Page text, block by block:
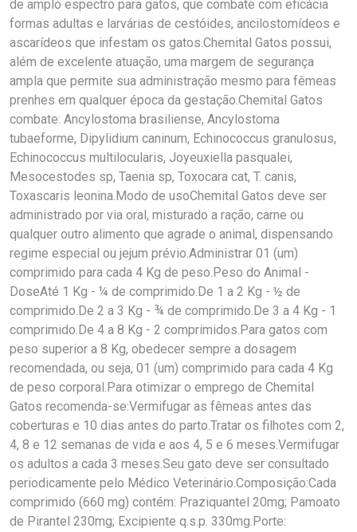
de amplo espectro para gatos, que combate com eficácia
formas adultas e larvárias de cestóides, ancilostomídeos e
ascarídeos que infestam os gatos.Chemital Gatos possui,
além de excelente atuação, uma margem de segurança
ampla que permite sua administração mesmo para fêmeas
prenhes em qualquer época da gestação.Chemital Gatos
combate: Ancylostoma brasiliense, Ancylostoma
tubaeforme, Dipylidium caninum, Echinococcus granulosus,
Echinococcus multilocularis, Joyeuxiella pasqualei,
Mesocestodes sp, Taenia sp, Toxocara cat, T. canis,
Toxascaris leonina.Modo de usoChemital Gatos deve ser
administrado por via oral, misturado a ração, carne ou
qualquer outro alimento que agrade o animal, dispensando
regime especial ou jejum prévio.Administrar 01 (um)
comprimido para cada 4 Kg de peso.Peso do Animal -
DoseAté 1 Kg - ¼ de comprimido.De 1 a 2 Kg - ½ de
comprimido.De 2 a 3 Kg - ¾ de comprimido.De 3 a 4 Kg - 1
comprimido.De 4 a 8 Kg - 2 comprimidos.Para gatos com
peso superior a 8 Kg, obedecer sempre a dosagem
recomendada, ou seja, 01 (um) comprimido para cada 4 Kg
de peso corporal.Para otimizar o emprego de Chemital
Gatos recomenda-se:Vermifugar as fêmeas antes das
coberturas e 10 dias antes do parto.Tratar os filhotes com 2,
4, 8 e 12 semanas de vida e aos 4, 5 e 6 meses.Vermifugar
os adultos a cada 3 meses.Seu gato deve ser consultado
periodicamente pelo Médico Veterinário.Composição:Cada
comprimido (660 mg) contém: Praziquantel 20mg; Pamoato
de Pirantel 230mg; Excipiente q.s.p. 330mg.Porte: